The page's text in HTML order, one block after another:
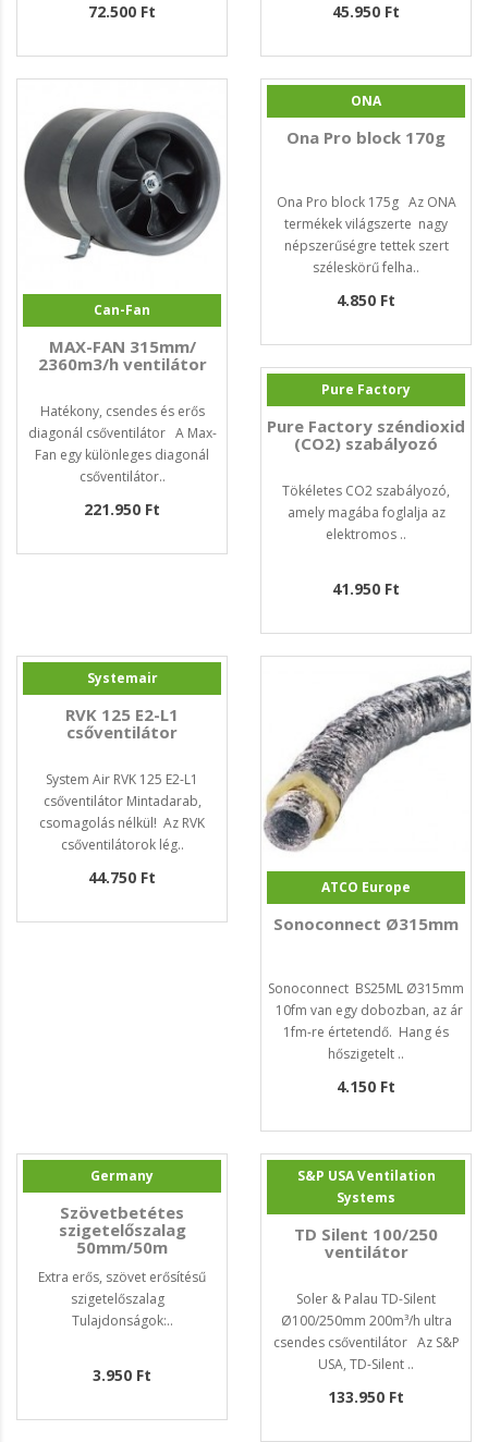
72.500 Ft 45.950 Ft
Can-Fan
MAX-FAN 315mm/
2360m3/h ventilátor
Hatékony, csendes és erős
diagonál csőventilátor A Max-
Fan egy különleges diagonál
csőventilátor..
221.950 Ft
ONA
Ona Pro block 170g
Ona Pro block 175g Az ONA
termékek világszerte nagy
népszerűségre tettek szert
széleskörű felha..
4.850 Ft
Pure Factory
Pure Factory széndioxid
(CO2) szabályozó
Tökéletes CO2 szabályozó,
amely magába foglalja az
elektromos ..
41.950 Ft
Systemair
RVK 125 E2-L1
csőventilátor
System Air RVK 125 E2-L1
csőventilátor Mintadarab,
csomagolás nélkül! Az RVK
csőventilátorok lég..
44.750 Ft ATCO Europe
Sonoconnect Ø315mm
Sonoconnect BS25ML Ø315mm
10fm van egy dobozban, az ár
1fm-re értetendő. Hang és
hőszigetelt ..
4.150 Ft
Germany
Szövetbetétes
szigetelőszalag
50mm/50m
Extra erős, szövet erősítésű
szigetelőszalag
Tulajdonságok:..
3.950 Ft
S&P USA Ventilation
Systems
TD Silent 100/250
ventilátor
Soler & Palau TD-Silent
Ø100/250mm 200m³/h ultra
csendes csőventilátor Az S&P
USA, TD-Silent ..
133.950 Ft